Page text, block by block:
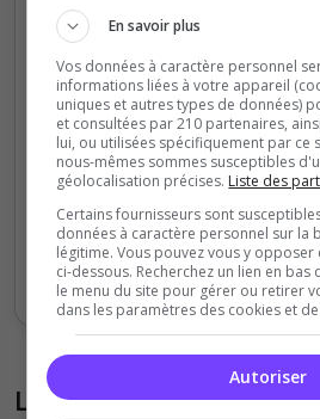
0
50
100
150
Sept Oct Nov Déc Jan Fév Mars
Votes Clics
Liste des avis du
En savoir plus
Vos données à caractère personnel
informations liées à votre appareil
uniques et autres types de données)
et consultées par 210 partenaires,
lui, ou utilisées spécifiquement par ce
nous-mêmes sommes susceptibles
géolocalisation précises. Liste des
Certains fournisseurs sont
données à caractère personnel sur la
légitime. Vous pouvez vous y
ci-dessous. Recherchez un lien en
le menu du site pour gérer ou retirer
dans les paramètres des cookies et
Autoriser